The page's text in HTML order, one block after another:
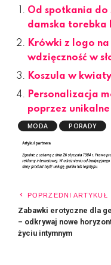
Od spotkania do
damska torebka
Krówki z logo
wdzięczność w
Koszula w
Personalizacja
poprzez
MODA PORADY
POPRZEDNI ARTYKUŁ
Zabawki erotyczne dla
– odkrywaj nowe
życiu intymnym